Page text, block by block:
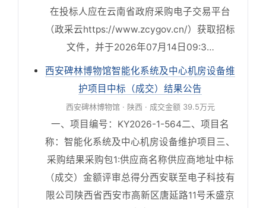
在投标人应在云南省政府采购电子交易平台
（政采云https://www.zcygov.cn/）获取招标
文件，并于2026年07月14日09:3…
西安碑林博物馆智能化系统及中心机房设备维
护项目中标（成交）结果公告
西安碑林博物馆 · 陕西 · 成交金额 39.5万元
一、项目编号：KY2026-1-564二、项目名
称：智能化系统及中心机房设备维护项目三、
采购结果采购包1:供应商名称供应商地址中标
（成交）金额评审总得分西安联至电子科技有
限公司陕西省西安市高新区唐延路11号禾盛京